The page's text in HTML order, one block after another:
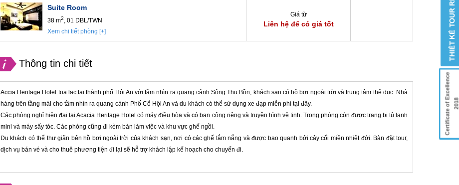
Suite Room
38 m2, 01 DBL/TWN
Xem chi tiết phòng [+]
Giá từ
Liên hệ để có giá tốt
Thông tin chi tiết
Accia Heritage Hotel tọa lạc tại thành phố Hội An với tầm nhìn ra quang cảnh Sông Thu Bồn, khách sạn có hồ bơi ngoài trời và trung tâm thể dục. Nhà
hàng trên tầng mái cho tầm nhìn ra quang cảnh Phố Cổ Hội An và du khách có thể sử dụng xe đạp miễn phí tại đây.
Các phòng nghỉ hiện đại tại Acacia Heritage Hotel có máy điều hòa và có ban công riêng và truyền hình vệ tinh. Trong phòng còn được trang bị tủ lạnh
mini và máy sấy tóc. Các phòng cũng đi kèm bàn làm việc và khu vực ghế ngồi.
Du khách có thể thư giãn bên hồ bơi ngoài trời của khách sạn, nơi có các ghế tắm nắng và được bao quanh bởi cây cối miền nhiệt đới. Bàn đặt tour,
dịch vụ bán vé và cho thuê phương tiện đi lại sẽ hỗ trợ khách lập kế hoạch cho chuyến đi.
Certificate of Excellence 2018